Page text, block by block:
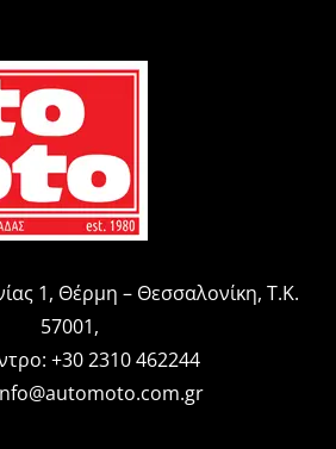
1, Θέρμη – Θεσσαλονίκη, Τ.Κ.
57001,
+30 2310 462244